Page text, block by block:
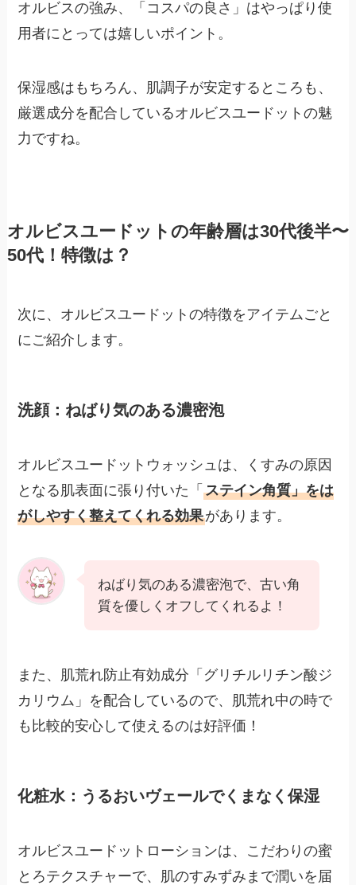
オルビスの強み、「コスパの良さ」はやっぱり使
用者にとっては嬉しいポイント。
保湿感はもちろん、肌調子が安定するところも、
厳選成分を配合しているオルビスユードットの魅
力ですね。
オルビスユードットの年齢層は30代後半〜
50代！特徴は？
次に、オルビスユードットの特徴をアイテムごと
にご紹介します。
洗顔：ねばり気のある濃密泡
オルビスユードットウォッシュは、くすみの原因
となる肌表面に張り付いた「ステイン角質」をは
がしやすく整えてくれる効果があります。
ねばり気のある濃密泡で、古い角
質を優しくオフしてくれるよ！
また、肌荒れ防止有効成分「グリチルリチン酸ジ
カリウム」を配合しているので、肌荒れ中の時で
も比較的安心して使えるのは好評価！
化粧水：うるおいヴェールでくまなく保湿
オルビスユードットローションは、こだわりの蜜
とろテクスチャーで、肌のすみずみまで潤いを届